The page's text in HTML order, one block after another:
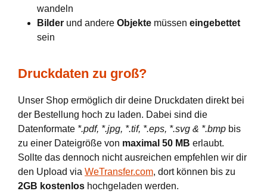
wandeln
Bilder und andere Objekte müssen eingebettet
sein
Druckdaten zu groß?
Unser Shop ermöglich dir deine Druckdaten direkt bei
der Bestellung hoch zu laden. Dabei sind die
Datenformate *.pdf, *.jpg, *.tif, *.eps, *.svg & *.bmp bis
zu einer Dateigröße von maximal 50 MB erlaubt.
Sollte das dennoch nicht ausreichen empfehlen wir dir
den Upload via WeTransfer.com, dort können bis zu
2GB kostenlos hochgeladen werden.